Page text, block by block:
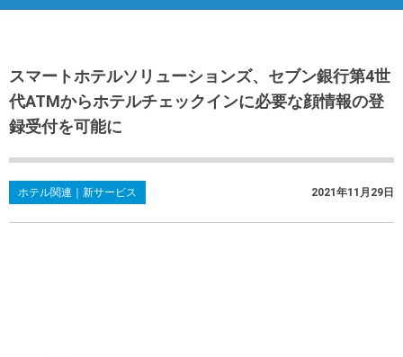
スマートホテルソリューションズ、セブン銀行第4世
代ATMからホテルチェックインに必要な顔情報の登
録受付を可能に
ホテル関連｜新サービス 2021年11月29日